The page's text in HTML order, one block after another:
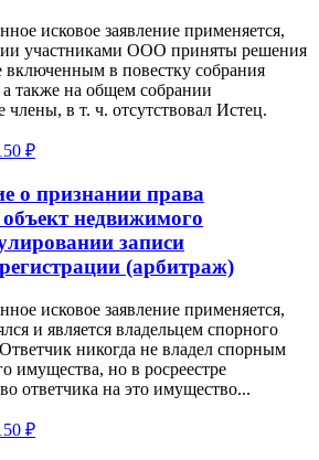
исковое заявление применяется,
участниками ООО приняты решения
в повестку собрания
также на общем собрании
члены, в т. ч. отсутствовал Истец.
₽
о признании права
объект недвижимого
записи
(арбитраж)
исковое заявление применяется,
и является владельцем спорного
никогда не владел спорным
имущества, но в росреестре
ответчика на это имущество...
₽